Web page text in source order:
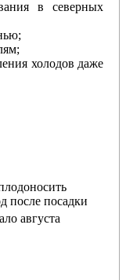
в северных
холодов даже
после посадки
августа